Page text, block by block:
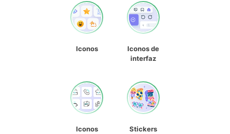
Iconos
Iconos de
interfaz
Iconos
Stickers